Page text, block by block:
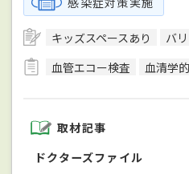
キッズスペースあり バ
血管エコー検査
血清学
取材記事
ドクターズファイル